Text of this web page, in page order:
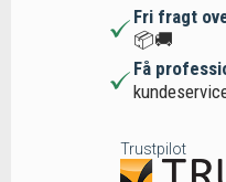
Fri fragt
📦🚚
Få
Trustpilot